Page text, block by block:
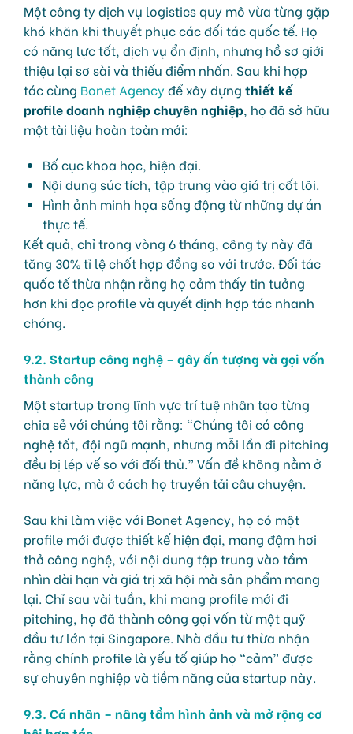
Một công ty dịch vụ logistics quy mô vừa từng gặp
khó khăn khi thuyết phục các đối tác quốc tế. Họ
có năng lực tốt, dịch vụ ổn định, nhưng hồ sơ giới
thiệu lại sơ sài và thiếu điểm nhấn. Sau khi hợp
tác cùng Bonet Agency để xây dựng thiết kế
profile doanh nghiệp chuyên nghiệp , họ đã sở hữu
một tài liệu hoàn toàn mới:
Bố cục khoa học, hiện đại.
Nội dung súc tích, tập trung vào giá trị cốt lõi.
Hình ảnh minh họa sống động từ những dự án
thực tế.
Kết quả, chỉ trong vòng 6 tháng, công ty này đã
tăng 30% tỉ lệ chốt hợp đồng so với trước. Đối tác
quốc tế thừa nhận rằng họ cảm thấy tin tưởng
hơn khi đọc profile và quyết định hợp tác nhanh
chóng.
9.2. Startup công nghệ – gây ấn tượng và gọi vốn
thành công
Một startup trong lĩnh vực trí tuệ nhân tạo từng
chia sẻ với chúng tôi rằng: “Chúng tôi có công
nghệ tốt, đội ngũ mạnh, nhưng mỗi lần đi pitching
đều bị lép vế so với đối thủ.” Vấn đề không nằm ở
năng lực, mà ở cách họ truyền tải câu chuyện.
Sau khi làm việc với Bonet Agency, họ có một
profile mới được thiết kế hiện đại, mang đậm hơi
thở công nghệ, với nội dung tập trung vào tầm
nhìn dài hạn và giá trị xã hội mà sản phẩm mang
lại. Chỉ sau vài tuần, khi mang profile mới đi
pitching, họ đã thành công gọi vốn từ một quỹ
đầu tư lớn tại Singapore. Nhà đầu tư thừa nhận
rằng chính profile là yếu tố giúp họ “cảm” được
sự chuyên nghiệp và tiềm năng của startup này.
9.3. Cá nhân – nâng tầm hình ảnh và mở rộng cơ